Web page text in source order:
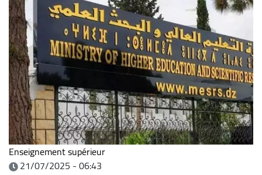
Enseignement supérieur
21/07/2025 - 06:43